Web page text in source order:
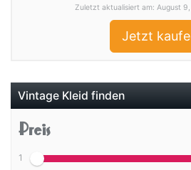
Zuletzt aktualisiert am: August
Jetzt
Vintage Kleid finden
Preis
1